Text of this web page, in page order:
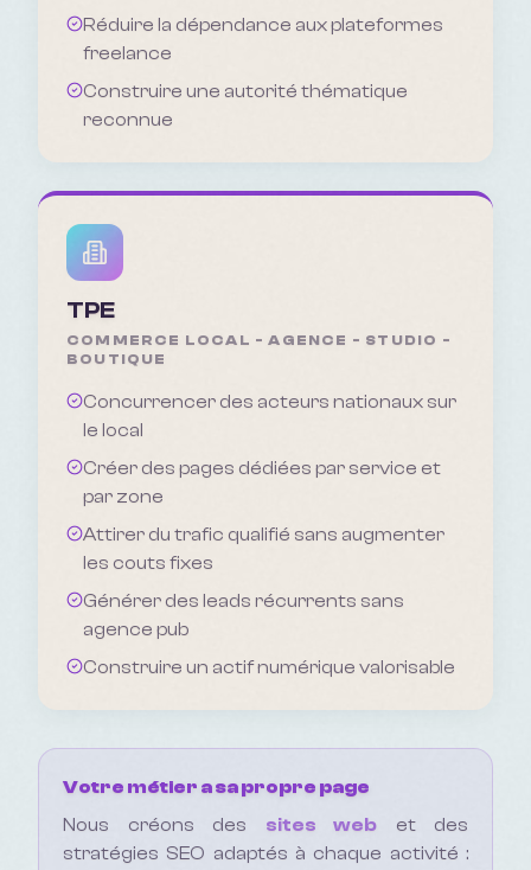
Réduire la dépendance aux plateformes
freelance
Construire une autorité thématique
reconnue
TPE
COMMERCE LOCAL - AGENCE - STUDIO -
BOUTIQUE
Concurrencer des acteurs nationaux sur
le local
Créer des pages dédiées par service et
par zone
Attirer du trafic qualifié sans augmenter
les couts fixes
Générer des leads récurrents sans
agence pub
Construire un actif numérique valorisable
Votre métier a sa propre page
Nous créons des
sites web
et des
stratégies SEO adaptés à chaque activité :